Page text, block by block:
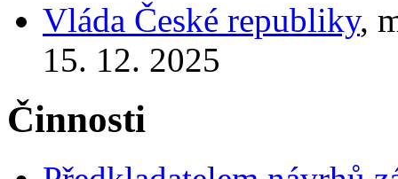
Vláda České republiky,
15. 12. 2025
Činnosti